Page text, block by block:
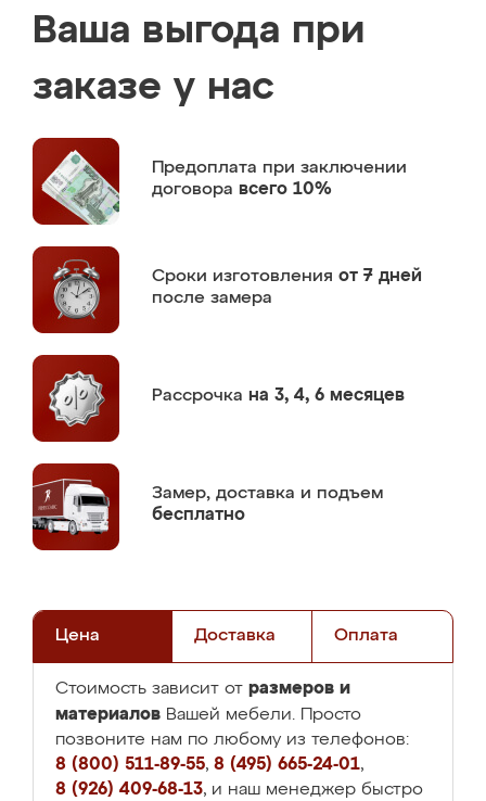
Ваша выгода при
заказе у нас
Предоплата при заключении
договора всего 10%
Сроки изготовления от 7 дней
после замера
Рассрочка на 3, 4, 6 месяцев
Замер, доставка и подъем
бесплатно
Цена Доставка Оплата
Стоимость зависит от размеров и
материалов Вашей мебели. Просто
позвоните нам по любому из телефонов:
8 (800) 511-89-55, 8 (495) 665-24-01,
8 (926) 409-68-13, и наш менеджер быстро